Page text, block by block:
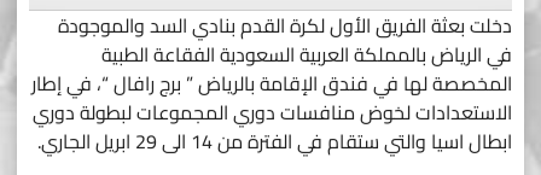
دخلت بعثة الفريق الأول لكرة القدم بنادي السد والموجودة
في الرياض بالمملكة العربية السعودية الفقاعة الطبية
المخصصة لها في فندق الإقامة بالرياض ” برج رافال “، في إطار
الاستعدادات لخوض منافسات دوري المجموعات لبطولة دوري
ابطال اسيا والتي ستقام في الفترة من 14 الى 29 ابريل الجاري.